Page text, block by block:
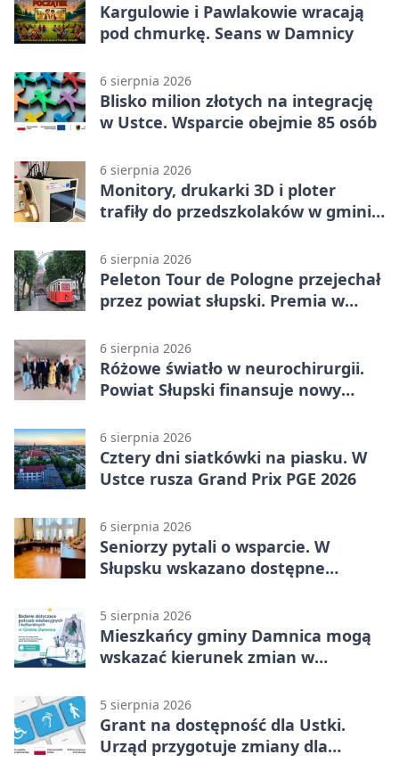
Kargulowie i Pawlakowie wracają
pod chmurkę. Seans w Damnicy
6 sierpnia 2026
Blisko milion złotych na integrację
w Ustce. Wsparcie obejmie 85 osób
6 sierpnia 2026
Monitory, drukarki 3D i ploter
trafiły do przedszkolaków w gminie
6 sierpnia 2026
Peleton Tour de Pologne przejechał
przez powiat słupski. Premia w
6 sierpnia 2026
Różowe światło w neurochirurgii.
Powiat Słupski finansuje nowy
6 sierpnia 2026
Cztery dni siatkówki na piasku. W
Ustce rusza Grand Prix PGE 2026
6 sierpnia 2026
Seniorzy pytali o wsparcie. W
Słupsku wskazano dostępne
5 sierpnia 2026
Mieszkańcy gminy Damnica mogą
wskazać kierunek zmian w
5 sierpnia 2026
Grant na dostępność dla Ustki.
Urząd przygotuje zmiany dla